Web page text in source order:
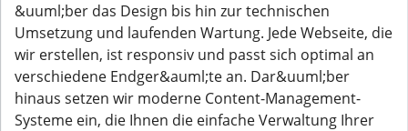
&uuml;ber das Design bis hin zur technischen
Umsetzung und laufenden Wartung. Jede Webseite, die
wir erstellen, ist responsiv und passt sich optimal an
verschiedene Endger&auml;te an. Dar&uuml;ber
hinaus setzen wir moderne Content-Management-
Systeme ein, die Ihnen die einfache Verwaltung Ihrer